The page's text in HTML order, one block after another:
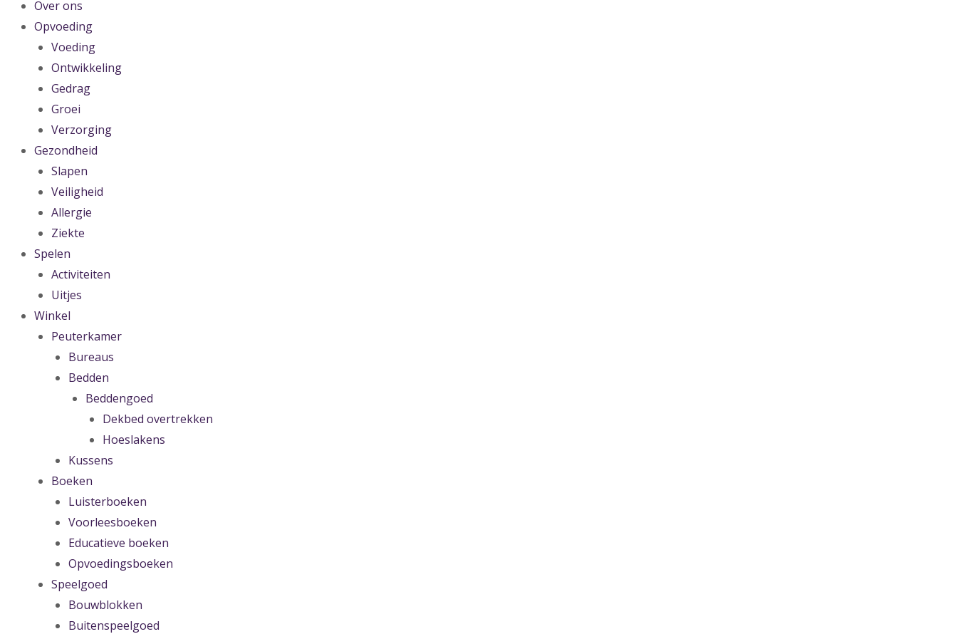
Over ons
Opvoeding
Voeding
Ontwikkeling
Gedrag
Groei
Verzorging
Gezondheid
Slapen
Veiligheid
Allergie
Ziekte
Spelen
Activiteiten
Uitjes
Winkel
Peuterkamer
Bureaus
Bedden
Beddengoed
Dekbed overtrekken
Hoeslakens
Kussens
Boeken
Luisterboeken
Voorleesboeken
Educatieve boeken
Opvoedingsboeken
Speelgoed
Bouwblokken
Buitenspeelgoed